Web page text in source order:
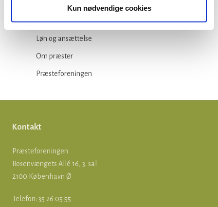
Kun nødvendige cookies
Kirkepolitik
Løn og ansættelse
Om præster
Præsteforeningen
Kontakt
Præsteforeningen
Rosenvængets Allé 16, 3. sal
2100 København Ø
Telefon: 35 26 05 55